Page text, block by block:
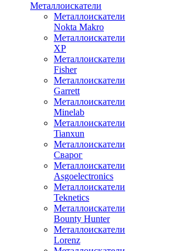
Металлоискатели
Металлоискатели
Nokta Makro
Металлоискатели
XP
Металлоискатели
Fisher
Металлоискатели
Garrett
Металлоискатели
Minelab
Металлоискатели
Tianxun
Металлоискатели
Сварог
Металлоискатели
Asgoelectronics
Металлоискатели
Teknetics
Металлоискатели
Bounty Hunter
Металлоискатели
Lorenz